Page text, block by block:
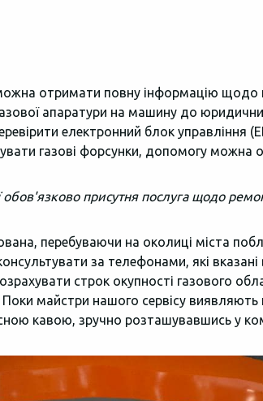
отримати повну інформацію щодо
апаратури на машину до
електронний блок управління
газові форсунки, допомогу можна
обов'язково присутня послуга щодо
перебуваючи на околиці міста
за телефонами, які вказані
строк окупності газового
майстри нашого сервісу
кавою, зручно розташувавшись у